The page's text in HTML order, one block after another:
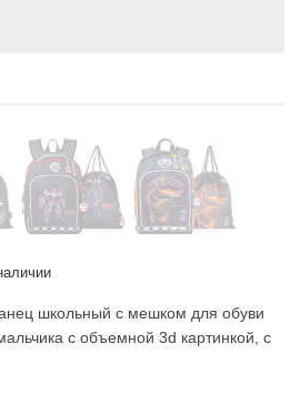
школьный с мешком для обуви
с объемной 3d картинкой, с